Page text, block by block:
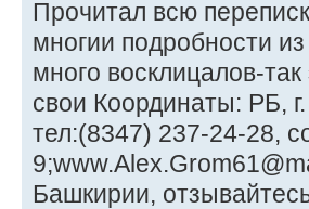
Прочитал всю
многии подробности
много восклицалов-
свои Координаты: РБ,
тел:(8347) 237-24-28,
Башкирии,